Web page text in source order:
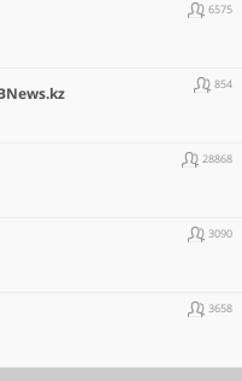
6575
854
28868
3090
3658